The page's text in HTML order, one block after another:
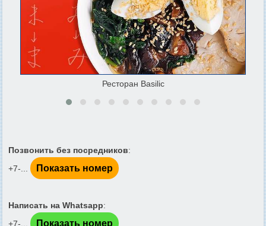
Ресторан Basilic
Позвонить без посредников:
+7-...
Показать номер
Написать на Whatsapp:
+7-...
Показать номер